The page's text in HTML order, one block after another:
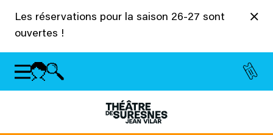
Les réservations pour la saison 26-27 sont
ouvertes !